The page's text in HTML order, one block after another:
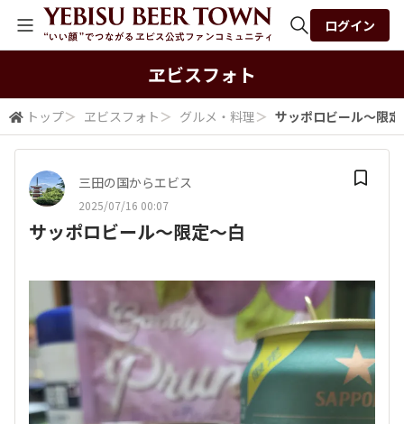
検索
ログイン
ヱビスフォト
トップ＞ ヱビスフォト ＞ グルメ・料理＞ サッポロビール〜限
三田の国からエビス
2025/07/16 00:07
サッポロビール〜限定〜白